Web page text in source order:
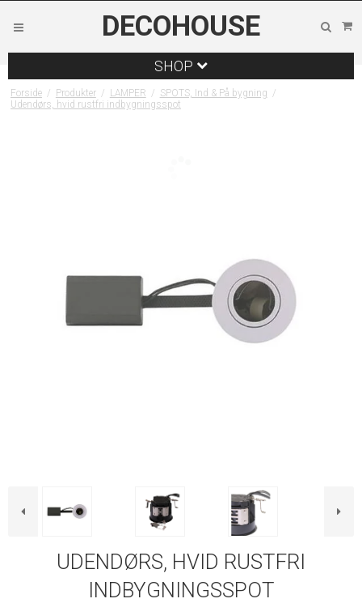
DECOHOUSE
SHOP
Forside / Produkter / LAMPER / SPOTS, Ind & På bygning /
Udendørs, hvid rustfri indbygningsspot
UDENDØRS, HVID RUSTFRI
INDBYGNINGSSPOT